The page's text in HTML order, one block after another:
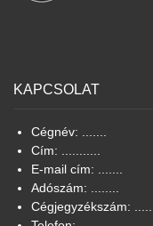
KAPCSOLAT
Cégnév: .......
Cím: ...........
E-mail cím: .......
Adószám: ........
Cégjegyzékszám: .......